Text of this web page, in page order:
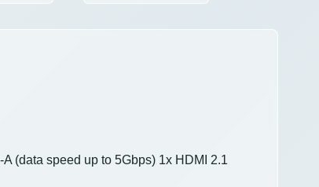
(data speed up to 5Gbps) 1x HDMI 2.1